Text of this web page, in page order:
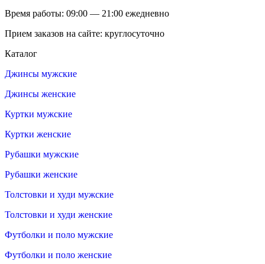
Время работы: 09:00 — 21:00 ежедневно
Прием заказов на сайте: круглосуточно
Каталог
Джинсы мужские
Джинсы женские
Куртки мужские
Куртки женские
Рубашки мужские
Рубашки женские
Толстовки и худи мужские
Толстовки и худи женские
Футболки и поло мужские
Футболки и поло женские